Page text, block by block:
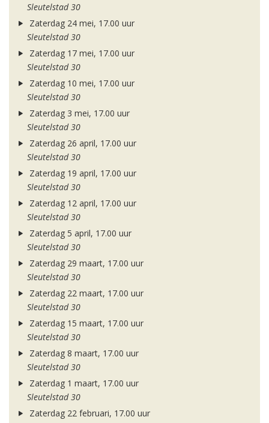
Sleutelstad 30
Zaterdag 24 mei, 17.00 uur
Sleutelstad 30
Zaterdag 17 mei, 17.00 uur
Sleutelstad 30
Zaterdag 10 mei, 17.00 uur
Sleutelstad 30
Zaterdag 3 mei, 17.00 uur
Sleutelstad 30
Zaterdag 26 april, 17.00 uur
Sleutelstad 30
Zaterdag 19 april, 17.00 uur
Sleutelstad 30
Zaterdag 12 april, 17.00 uur
Sleutelstad 30
Zaterdag 5 april, 17.00 uur
Sleutelstad 30
Zaterdag 29 maart, 17.00 uur
Sleutelstad 30
Zaterdag 22 maart, 17.00 uur
Sleutelstad 30
Zaterdag 15 maart, 17.00 uur
Sleutelstad 30
Zaterdag 8 maart, 17.00 uur
Sleutelstad 30
Zaterdag 1 maart, 17.00 uur
Sleutelstad 30
Zaterdag 22 februari, 17.00 uur